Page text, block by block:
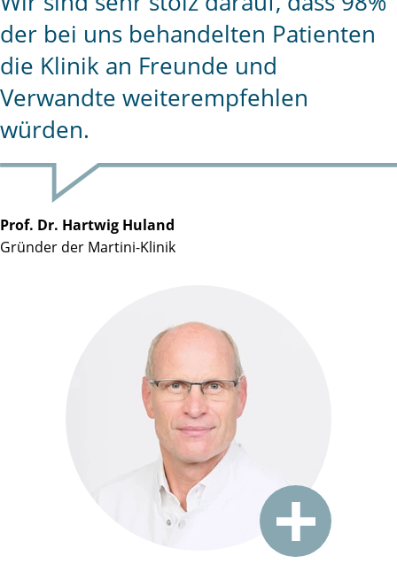
der bei uns behandelten Patienten
die Klinik an Freunde und
Verwandte weiterempfehlen
würden.
Prof. Dr. Hartwig Huland
Gründer der Martini-Klinik